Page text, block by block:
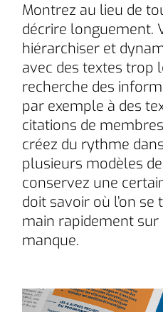
Montrez au lieu de
décrire longuement.
hiérarchiser et
avec des textes trop
recherche des
par exemple à des
citations de
créez du rythme
plusieurs modèles
conservez une
doit savoir où l’on
main rapidement
manque.